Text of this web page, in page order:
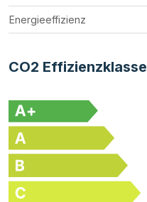
Energieeffizienz
CO2 Effizienzklasse